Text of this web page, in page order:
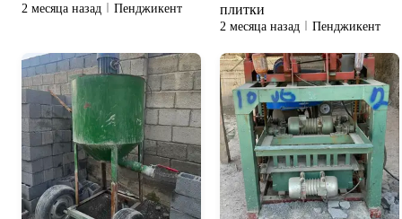
2 месяца назад Пенджикент
плитки
2 месяца назад Пенджикент